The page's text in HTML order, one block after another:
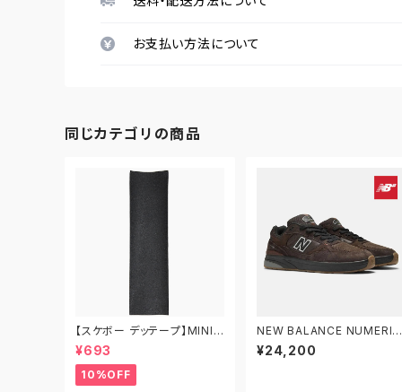
お支払い方法について
同じカテゴリの商品
【スケボー デッテープ】MINIL
OGO デッキテープ ミニロゴ
黒 グリップテープ スケートボ
ード スケボー
¥693
10%OFF
NEW BALANCE NUMERIC
ニューバランス ヌメリック ア
ンドリュー・レイノルズ 933
¥24,200